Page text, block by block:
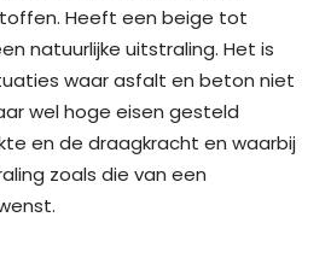
Heeft een beige tot
natuurlijke uitstraling. Het is
waar asfalt en beton niet
wel hoge eisen gesteld
en de draagkracht en waarbij
zoals die van een